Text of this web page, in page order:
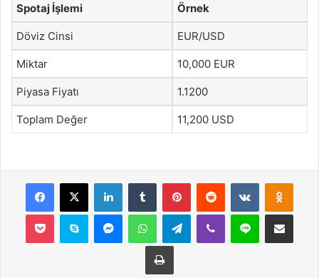
Spotaj İşlemi Örnek
Döviz Cinsi EUR/USD
Miktar 10,000 EUR
Piyasa Fiyatı 1.1200
Toplam Değer 11,200 USD
Facebook
X LinkedInTumblr PinterestReddit VKontakte
Pocket Skype MessengerWhatsAppTelegramViber Line E-Posta ile
Yazdır